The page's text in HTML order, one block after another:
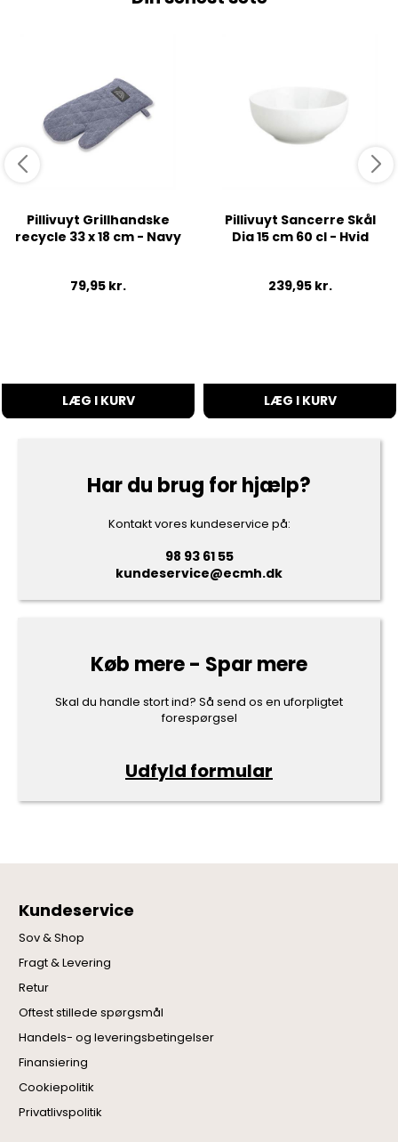
Pillivuyt Grillhandske
recycle 33 x 18 cm - Navy
79,95 kr.
LÆG I KURV
Pillivuyt Sancerre Skål
Dia 15 cm 60 cl - Hvid
239,95 kr.
LÆG I KURV
Har du brug for hjælp?
Kontakt vores kundeservice på:
98 93 61 55
kundeservice@ecmh.dk
Køb mere - Spar mere
Skal du handle stort ind? Så send os en uforpligtet
forespørgsel
Udfyld formular
Kundeservice
Sov & Shop
Fragt & Levering
Retur
Oftest stillede spørgsmål
Handels- og leveringsbetingelser
Finansiering
Cookiepolitik
Privatlivspolitik